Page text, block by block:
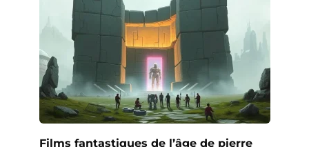
Films fantastiques de l’âge de pierre